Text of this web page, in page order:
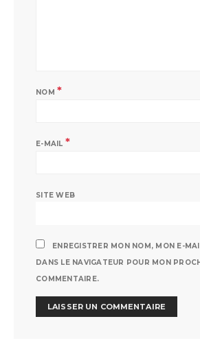
NOM *
E-MAIL *
SITE WEB
ENREGISTRER MON NOM, MON E-
DANS LE NAVIGATEUR POUR MON
COMMENTAIRE.